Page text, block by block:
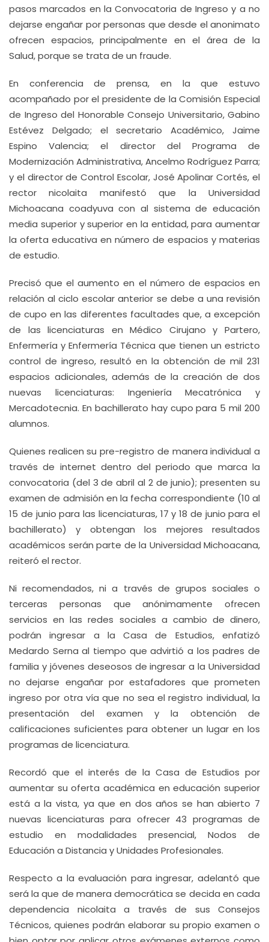
pasos marcados en la Convocatoria de Ingreso y a no
dejarse engañar por personas que desde el anonimato
ofrecen espacios, principalmente en el área de la
Salud, porque se trata de un fraude.
En conferencia de prensa, en la que estuvo
acompañado por el presidente de la Comisión Especial
de Ingreso del Honorable Consejo Universitario, Gabino
Estévez Delgado; el secretario Académico, Jaime
Espino Valencia; el director del Programa de
Modernización Administrativa, Ancelmo Rodríguez Parra;
y el director de Control Escolar, José Apolinar Cortés, el
rector nicolaita manifestó que la Universidad
Michoacana coadyuva con al sistema de educación
media superior y superior en la entidad, para aumentar
la oferta educativa en número de espacios y materias
de estudio.
Precisó que el aumento en el número de espacios en
relación al ciclo escolar anterior se debe a una revisión
de cupo en las diferentes facultades que, a excepción
de las licenciaturas en Médico Cirujano y Partero,
Enfermería y Enfermería Técnica que tienen un estricto
control de ingreso, resultó en la obtención de mil 231
espacios adicionales, además de la creación de dos
nuevas licenciaturas: Ingeniería Mecatrónica y
Mercadotecnia. En bachillerato hay cupo para 5 mil 200
alumnos.
Quienes realicen su pre-registro de manera individual a
través de internet dentro del periodo que marca la
convocatoria (del 3 de abril al 2 de junio); presenten su
examen de admisión en la fecha correspondiente (10 al
15 de junio para las licenciaturas, 17 y 18 de junio para el
bachillerato) y obtengan los mejores resultados
académicos serán parte de la Universidad Michoacana,
reiteró el rector.
Ni recomendados, ni a través de grupos sociales o
terceras personas que anónimamente ofrecen
servicios en las redes sociales a cambio de dinero,
podrán ingresar a la Casa de Estudios, enfatizó
Medardo Serna al tiempo que advirtió a los padres de
familia y jóvenes deseosos de ingresar a la Universidad
no dejarse engañar por estafadores que prometen
ingreso por otra vía que no sea el registro individual, la
presentación del examen y la obtención de
calificaciones suficientes para obtener un lugar en los
programas de licenciatura.
Recordó que el interés de la Casa de Estudios por
aumentar su oferta académica en educación superior
está a la vista, ya que en dos años se han abierto 7
nuevas licenciaturas para ofrecer 43 programas de
estudio en modalidades presencial, Nodos de
Educación a Distancia y Unidades Profesionales.
Respecto a la evaluación para ingresar, adelantó que
será la que de manera democrática se decida en cada
dependencia nicolaita a través de sus Consejos
Técnicos, quienes podrán elaborar su propio examen o